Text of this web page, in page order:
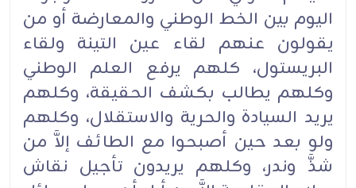
اليوم بين الخط الوطني والمعارضة أو من
يقولون عنهم لقاء عين التينة ولقاء
البريستول، كلهم يرفع العلم الوطني
وكلهم يطالب بكشف الحقيقة، وكلهم
يريد السيادة والحرية والاستقلال، وكلهم
ولو بعد حين أصبحوا مع الطائف إلاَّ من
شذَّ وندر، وكلهم يريدون تأجيل نقاش